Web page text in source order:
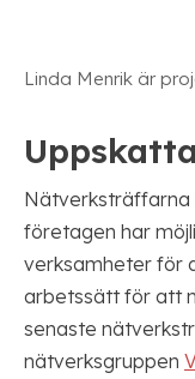
Linda Menrik är
Nätverksträffarna
företagen har
verksamheter för
arbetssätt för att
senaste
nätverksgruppen